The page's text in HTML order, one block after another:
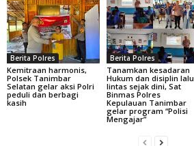
Berita Polres
Kemitraan harmonis,
Polsek Tanimbar
Selatan gelar aksi Polri
peduli dan berbagi
kasih
Berita Polres
Tanamkan kesadaran
Hukum dan disiplin lalu
lintas sejak dini, Sat
Binmas Polres
Kepulauan Tanimbar
gelar program “Polisi
Mengajar”